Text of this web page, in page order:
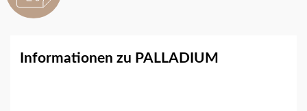
Informationen zu PALLADIUM